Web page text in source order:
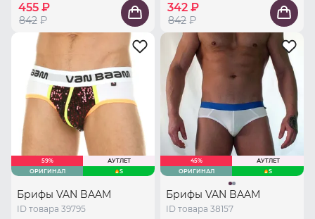
455 ₽
842 ₽
342 ₽
842 ₽
59%
АУТЛЕТ
ОРИГИНАЛ
S
Брифы VAN BAAM
ID товара 39795
45%
АУТЛЕТ
ОРИГИНАЛ
S
Брифы VAN BAAM
ID товара 38157